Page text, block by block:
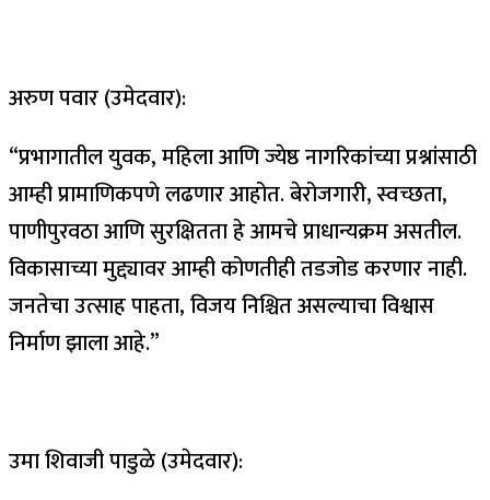
अरुण पवार (उमेदवार):
“प्रभागातील युवक, महिला आणि ज्येष्ठ नागरिकांच्या प्रश्नांसाठी
आम्ही प्रामाणिकपणे लढणार आहोत. बेरोजगारी, स्वच्छता,
पाणीपुरवठा आणि सुरक्षितता हे आमचे प्राधान्यक्रम असतील.
विकासाच्या मुद्द्यावर आम्ही कोणतीही तडजोड करणार नाही.
जनतेचा उत्साह पाहता, विजय निश्चित असल्याचा विश्वास
निर्माण झाला आहे.”
उमा शिवाजी पाडुळे (उमेदवार):